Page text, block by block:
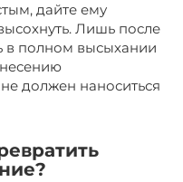
дайте ему
Лишь после
в полном высыхании
должен наноситься